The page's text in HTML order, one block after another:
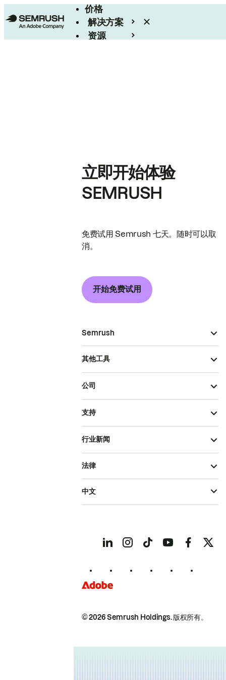
价格
解决方案
资源
立即开始体验
SEMRUSH
免费试用 Semrush 七天。随时可以取
消。
开始免费试用
Semrush
其他工具
公司
支持
行业新闻
© 2026 Semrush Holdings.版权所有。
法律
中文